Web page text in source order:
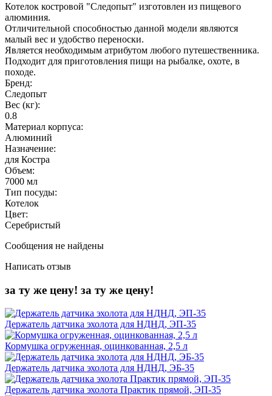
Котелок костровой "Следопыт" изготовлен из пищевого
алюминия.
Отличительной способностью данной модели являются
малый вес и удобство переноски.
Является необходимым атрибутом любого путешественника.
Подходит для приготовления пищи на рыбалке, охоте, в
походе.
Бренд:
Следопыт
Вес (кг):
0.8
Материал корпуса:
Алюминий
Назначение:
для Костра
Объем:
7000 мл
Тип посуды:
Котелок
Цвет:
Серебристый
Сообщения не найдены
Написать отзыв
за ту же цену! за ту же цену!
Держатель датчика эхолота для НДНД, ЭП-35
Кормушка огруженная, оцинкованная, 2,5 л
Держатель датчика эхолота для НДНД, ЭБ-35
Держатель датчика эхолота Практик прямой, ЭП-35